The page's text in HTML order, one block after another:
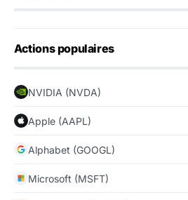
Actions populaires
NVIDIA (NVDA)
Apple (AAPL)
Alphabet (GOOGL)
Microsoft (MSFT)